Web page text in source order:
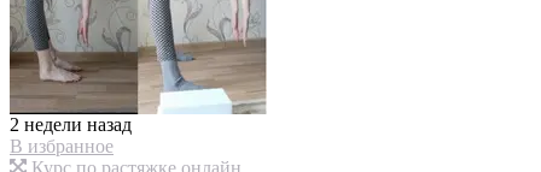
2 недели назад
В избранное
Курс по растяжке онлайн